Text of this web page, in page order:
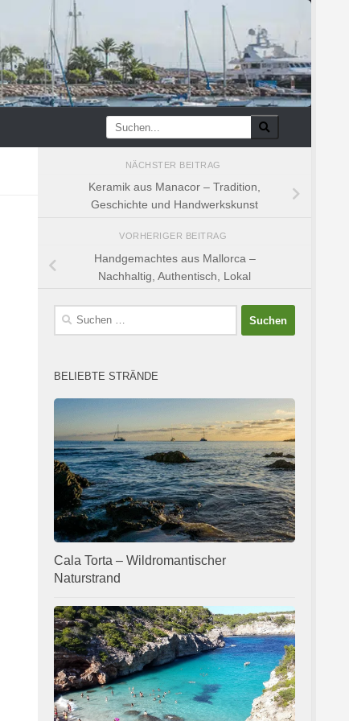
NÄCHSTER BEITRAG
Keramik aus Manacor – Tradition,
Geschichte und Handwerkskunst
VORHERIGER BEITRAG
Handgemachtes aus Mallorca –
Nachhaltig, Authentisch, Lokal
Suchen
nach:
BELIEBTE STRÄNDE
Cala Torta – Wildromantischer
Naturstrand